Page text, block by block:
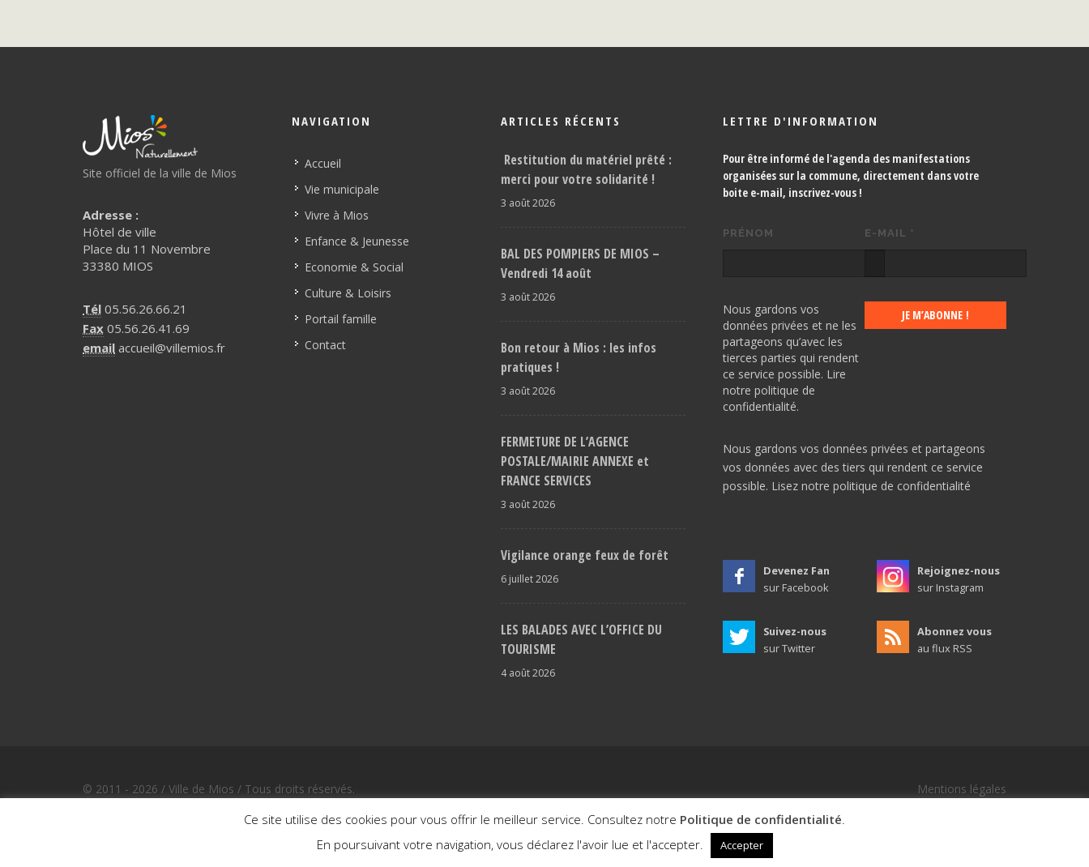
Site officiel de la ville de Mios
Adresse :
Hôtel de ville
Place du 11 Novembre
33380 MIOS
Tél 05.56.26.66.21
Fax 05.56.26.41.69
email accueil@villemios.fr
NAVIGATION
Accueil
Vie municipale
Vivre à Mios
Enfance & Jeunesse
Economie & Social
Culture & Loisirs
Portail famille
Contact
ARTICLES RÉCENTS
Restitution du matériel prêté :
merci pour votre solidarité !
3 août 2026
BAL DES POMPIERS DE MIOS –
Vendredi 14 août
3 août 2026
Bon retour à Mios : les infos
pratiques !
3 août 2026
FERMETURE DE L’AGENCE
POSTALE/MAIRIE ANNEXE et
FRANCE SERVICES
3 août 2026
Vigilance orange feux de forêt
6 juillet 2026
LES BALADES AVEC L’OFFICE DU
TOURISME
4 août 2026
LETTRE D'INFORMATION
Pour être informé de l'agenda des manifestations
organisées sur la commune, directement dans votre
boite e-mail, inscrivez-vous !
PRÉNOM E-MAIL *
Nous gardons vos
données privées et ne les
partageons qu’avec les
tierces parties qui rendent
ce service possible. Lire
notre politique de
confidentialité.
Nous gardons vos données privées et partageons
vos données avec des tiers qui rendent ce service
possible. Lisez notre politique de confidentialité
Devenez Fan
sur Facebook
Rejoignez-nous
sur Instagram
Suivez-nous
sur Twitter
Abonnez vous
au flux RSS
© 2011 - 2026 / Ville de Mios / Tous droits réservés.
Mentions légales
Ce site utilise des cookies pour vous offrir le meilleur service. Consultez notre Politique de confidentialité.
En poursuivant votre navigation, vous déclarez l'avoir lue et l'accepter.
Accepter